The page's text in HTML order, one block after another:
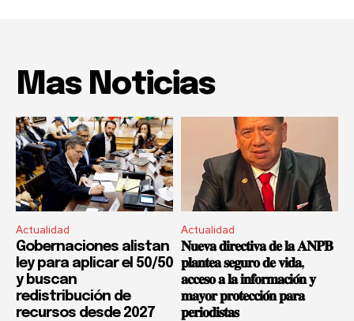
Mas Noticias
Actualidad
Gobernaciones alistan
ley para aplicar el 50/50
y buscan
redistribución de
recursos desde 2027
Actualidad
𝐍𝐮𝐞𝐯𝐚 𝐝𝐢𝐫𝐞𝐜𝐭𝐢𝐯𝐚 𝐝𝐞 𝐥𝐚 𝐀𝐍𝐏𝐁
𝐩𝐥𝐚𝐧𝐭𝐞𝐚 𝐬𝐞𝐠𝐮𝐫𝐨 𝐝𝐞 𝐯𝐢𝐝𝐚,
𝐚𝐜𝐜𝐞𝐬𝐨 𝐚 𝐥𝐚 𝐢𝐧𝐟𝐨𝐫𝐦𝐚𝐜𝐢𝐨́𝐧 𝐲
𝐦𝐚𝐲𝐨𝐫 𝐩𝐫𝐨𝐭𝐞𝐜𝐜𝐢𝐨́𝐧 𝐩𝐚𝐫𝐚
𝐩𝐞𝐫𝐢𝐨𝐝𝐢𝐬𝐭𝐚𝐬